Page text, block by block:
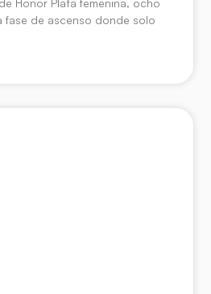
fase de ascenso donde solo